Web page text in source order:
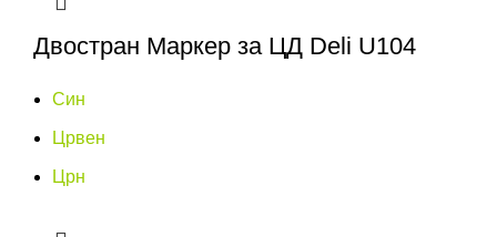
Двостран Маркер за ЦД Deli U104
Син
Црвен
Црн